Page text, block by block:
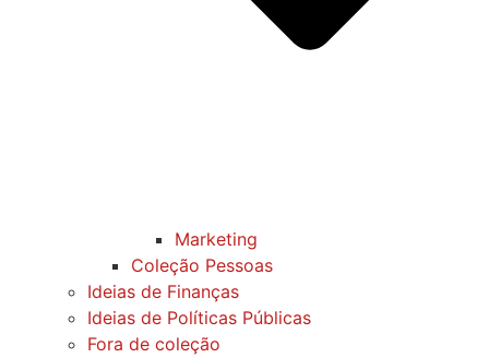
Marketing
Coleção Pessoas
Ideias de Finanças
Ideias de Políticas Públicas
Fora de coleção